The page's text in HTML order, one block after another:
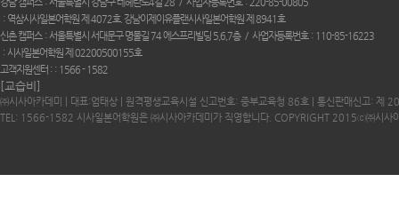
역삼시사일본어학원 제 4072호. 강남이제이유플랜시사일본어학원 제 8941호
신촌 캠퍼스
서울특별시 서대문구 명물길 74 에스프리빌딩 5,6,7층 사업자등록번호
110-85-16223
시사일본어학원 제 02200500155호
고객지원센터 :
1566 - 1582
[교습비]
㈜시사아카데미 | 대표:엄태상 | 원격평생교육시설 신고번호: 중부교육청 86호 | 통신판매신고: 제
TEL: 1566-1582 시사일본어학원은 ㈜시사아카데미가 직영합니다. COPYRIGHT 2015ⓒ㈜시사